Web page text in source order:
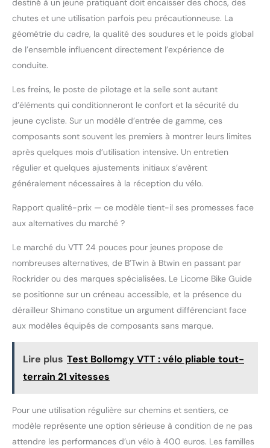
destiné à un jeune pratiquant doit encaisser des chocs, des
chutes et une utilisation parfois peu précautionneuse. La
géométrie du cadre, la qualité des soudures et le poids global
de l’ensemble influencent directement l’expérience de
conduite.
Les freins, le poste de pilotage et la selle sont autant
d’éléments qui conditionneront le confort et la sécurité du
jeune cycliste. Sur un modèle d’entrée de gamme, ces
composants sont souvent les premiers à montrer leurs limites
après quelques mois d’utilisation intensive. Un entretien
régulier et quelques ajustements initiaux s’avèrent
généralement nécessaires à la réception du vélo.
Rapport qualité-prix — ce modèle tient-il ses promesses face
aux alternatives du marché ?
Le marché du VTT 24 pouces pour jeunes propose de
nombreuses alternatives, de B’Twin à Btwin en passant par
Rockrider ou des marques spécialisées. Le Licorne Bike Guide
se positionne sur un créneau accessible, et la présence du
dérailleur Shimano constitue un argument différenciant face
aux modèles équipés de composants sans marque.
Lire plus Test Bollomgy VTT : vélo pliable tout-
terrain 21 vitesses
Pour une utilisation régulière sur chemins et sentiers, ce
modèle représente une option sérieuse à condition de ne pas
attendre les performances d’un vélo à 400 euros. Les familles